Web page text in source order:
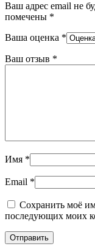
Ваш адрес email не
помечены *
Ваша оценка *
Ваш отзыв *
Имя *
Email *
Сохранить моё
последующих моих